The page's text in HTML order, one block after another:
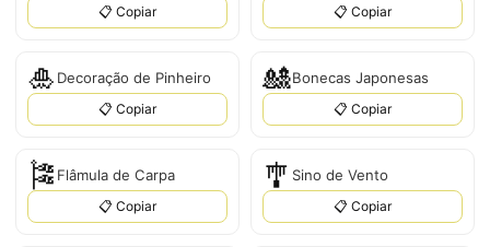
📋 Copiar 📋 Copiar
🎍 Decoração de Pinheiro
📋 Copiar
🎎Bonecas Japonesas
📋 Copiar
🎏 Flâmula de Carpa
📋 Copiar
🎐 Sino de Vento
📋 Copiar